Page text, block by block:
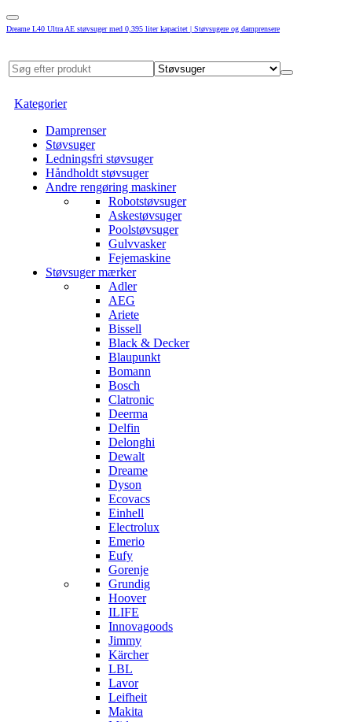
Dreame L40 Ultra AE støvsuger med 0,395 liter kapacitet | Støvsugere og damprensere
Kategorier
Damprenser
Støvsuger
Ledningsfri støvsuger
Håndholdt støvsuger
Andre rengøring maskiner
Robotstøvsuger
Askestøvsuger
Poolstøvsuger
Gulvvasker
Fejemaskine
Støvsuger mærker
Adler
AEG
Ariete
Bissell
Black & Decker
Blaupunkt
Bomann
Bosch
Clatronic
Deerma
Delfin
Delonghi
Dewalt
Dreame
Dyson
Ecovacs
Einhell
Electrolux
Emerio
Eufy
Gorenje
Grundig
Hoover
ILIFE
Innovagoods
Jimmy
Kärcher
LBL
Lavor
Leifheit
Makita